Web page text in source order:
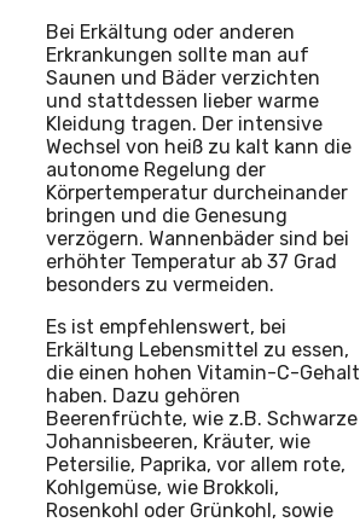
Bei Erkältung oder anderen
Erkrankungen sollte man auf
Saunen und Bäder verzichten
und stattdessen lieber warme
Kleidung tragen. Der intensive
Wechsel von heiß zu kalt kann die
autonome Regelung der
Körpertemperatur durcheinander
bringen und die Genesung
verzögern. Wannenbäder sind bei
erhöhter Temperatur ab 37 Grad
besonders zu vermeiden.
Es ist empfehlenswert, bei
Erkältung Lebensmittel zu essen,
die einen hohen Vitamin-C-Gehalt
haben. Dazu gehören
Beerenfrüchte, wie z.B. Schwarze
Johannisbeeren, Kräuter, wie
Petersilie, Paprika, vor allem rote,
Kohlgemüse, wie Brokkoli,
Rosenkohl oder Grünkohl, sowie